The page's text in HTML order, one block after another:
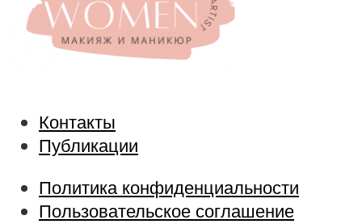
Контакты
Публикации
Политика конфиденциальности
Пользовательское соглашение